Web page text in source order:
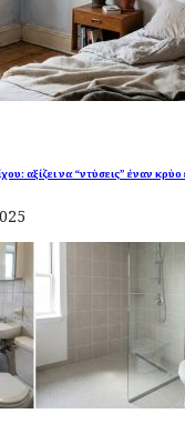
αξίζει να “ντύσεις” έναν κρύο